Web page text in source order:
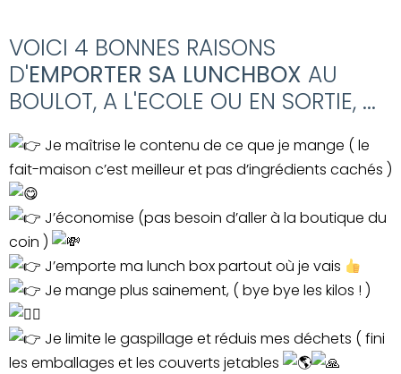
VOICI 4 BONNES RAISONS
D'EMPORTER SA LUNCHBOX AU
BOULOT, A L'ECOLE OU EN SORTIE, ...
Je maîtrise le contenu de ce que je mange ( le
fait-maison c’est meilleur et pas d’ingrédients cachés )
J’économise (pas besoin d’aller à la boutique du
coin )
J’emporte ma lunch box partout où je vais
Je mange plus sainement, ( bye bye les kilos ! )
Je limite le gaspillage et réduis mes déchets ( fini
les emballages et les couverts jetables